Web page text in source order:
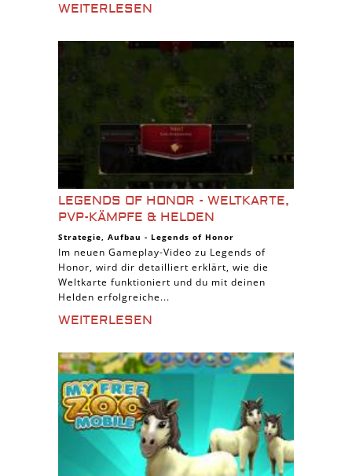
WEITERLESEN
LEGENDS OF HONOR - WELTKARTE,
PVP-KÄMPFE & HELDEN
Strategie, Aufbau - Legends of Honor
Im neuen Gameplay-Video zu Legends of
Honor, wird dir detailliert erklärt, wie die
Weltkarte funktioniert und du mit deinen
Helden erfolgreiche...
WEITERLESEN